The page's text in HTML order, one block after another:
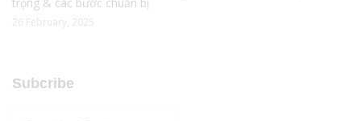
26 February, 2025
Subcribe